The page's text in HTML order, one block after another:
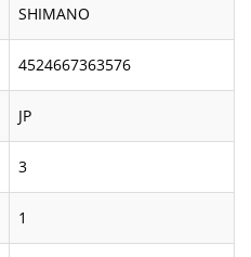
SHIMANO
4524667363576
JP
3
1